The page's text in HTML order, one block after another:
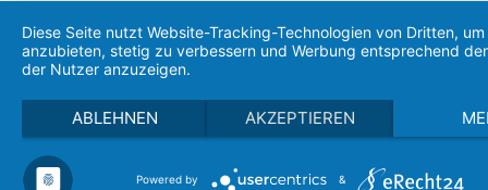
Diese Seite nutzt Website-Tracking-Technologien von Dritten,
anzubieten, stetig zu verbessern und Werbung entsprechend
der Nutzer anzuzeigen.
ABLEHNEN AKZEPTIEREN
Powered by &